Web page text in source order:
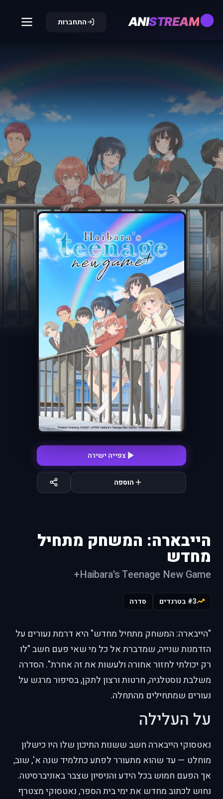
ANISTREAM התחברות
צפייה ישירה
הוספה
הייבארה: המשחק מתחיל
מחדש
Haibara's Teenage New Game+
#3 בטרנדים סדרה
"הייבארה: המשחק מתחיל מחדש" היא דרמת נעורים על
הזדמנות שנייה, שמדברת אל כל מי שאי פעם חשב "לו
רק יכולתי לחזור אחורה ולעשות את זה אחרת". הסדרה
משלבת נוסטלגיה, חרטות ורצון לתקן, בסיפור מרגש על
נעורים שמתחילים מהתחלה.
על העלילה
נאטסוקי הייבארה חשב ששנות התיכון שלו היו כישלון
מוחלט — עד שהוא מתעורר לפתע כתלמיד שנה א', שוב,
אך הפעם חמוש בכל הידע והניסיון שצבר באוניברסיטה.
נחוש לכתוב מחדש את ימי בית הספר, נאטסוקי מצטרף